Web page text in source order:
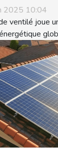
2025 10:04
ventilé joue